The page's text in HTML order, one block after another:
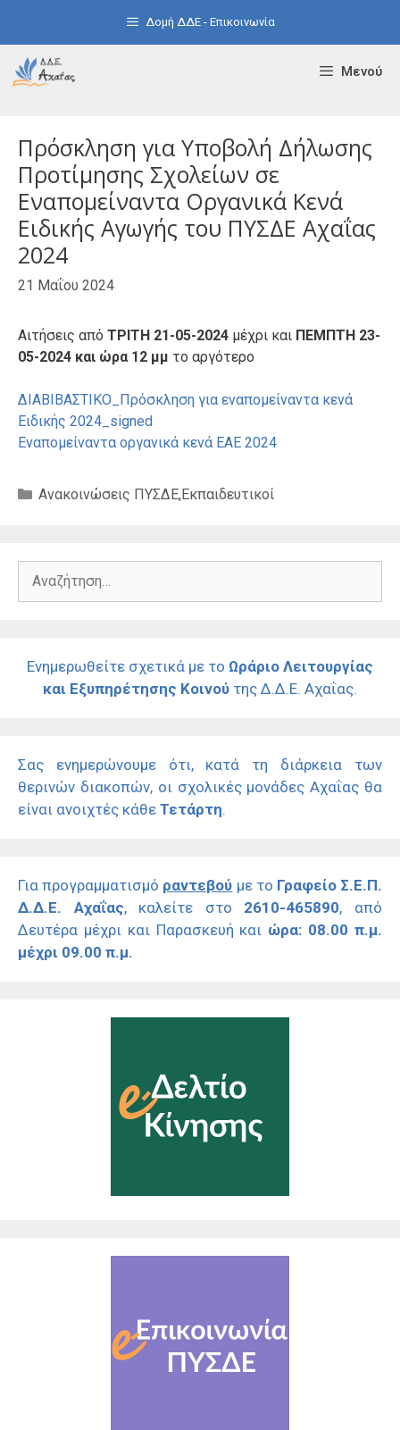
Δομή ΔΔΕ - Επικοινωνία
Μενού
Πρόσκληση για Υποβολή Δήλωσης
Προτίμησης Σχολείων σε
Εναπομείναντα Οργανικά Κενά
Ειδικής Αγωγής του ΠΥΣΔΕ Αχαΐας
2024
21 Μαΐου 2024
Αιτήσεις από ΤΡΙΤΗ 21-05-2024 μέχρι και ΠΕΜΠΤΗ 23-
05-2024 και ώρα 12 μμ το αργότερο
ΔΙΑΒΙΒΑΣΤΙΚΟ_Πρόσκληση για εναπομείναντα κενά
Ειδικής 2024_signed
Εναπομείναντα οργανικά κενά ΕΑΕ 2024
Κατηγορίες
Ανακοινώσεις ΠΥΣΔΕ,Εκπαιδευτικοί
Αναζήτηση
Ενημερωθείτε σχετικά με το Ωράριο Λειτουργίας
και Εξυπηρέτησης Κοινού της Δ.Δ.Ε. Αχαΐας.
Σας ενημερώνουμε ότι, κατά τη διάρκεια των
θερινών διακοπών, οι σχολικές μονάδες Αχαΐας θα
είναι ανοιχτές κάθε Τετάρτη.
Για προγραμματισμό ραντεβού με το Γραφείο Σ.Ε.Π.
Δ.Δ.Ε. Αχαΐας, καλείτε στο 2610-465890, από
Δευτέρα μέχρι και Παρασκευή και ώρα: 08.00 π.μ.
μέχρι 09.00 π.μ.